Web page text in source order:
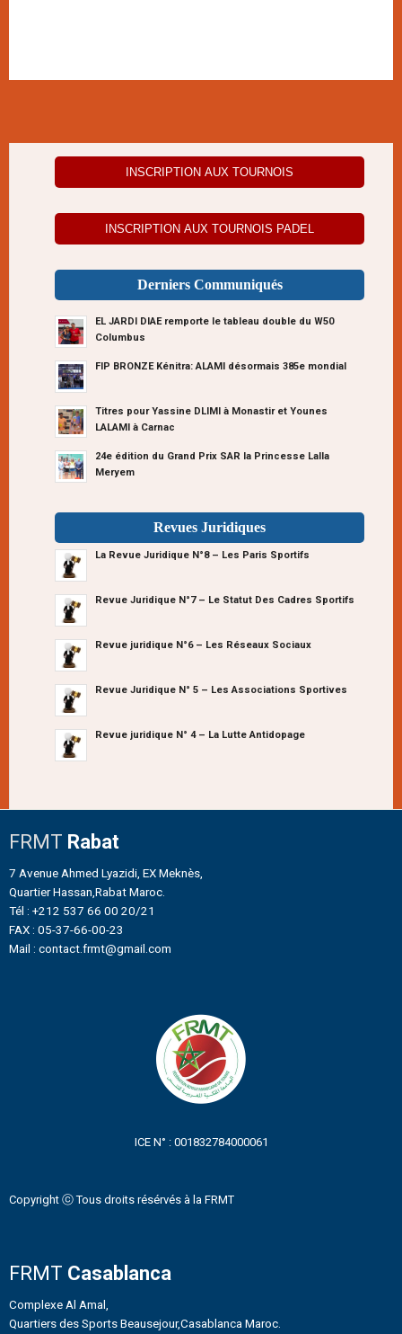
INSCRIPTION AUX TOURNOIS
INSCRIPTION AUX TOURNOIS PADEL
Derniers Communiqués
EL JARDI DIAE remporte le tableau double du W50
Columbus
FIP BRONZE Kénitra: ALAMI désormais 385e mondial
Titres pour Yassine DLIMI à Monastir et Younes
LALAMI à Carnac
24e édition du Grand Prix SAR la Princesse Lalla
Meryem
Revues Juridiques
La Revue Juridique N°8 – Les Paris Sportifs
Revue Juridique N°7 – Le Statut Des Cadres Sportifs
Revue juridique N°6 – Les Réseaux Sociaux
Revue Juridique N° 5 – Les Associations Sportives
Revue juridique N° 4 – La Lutte Antidopage
FRMT Rabat
7 Avenue Ahmed Lyazidi, EX Meknès,
Quartier Hassan,Rabat Maroc.
Tél : +212 537 66 00 20/21
FAX : 05-37-66-00-23
Mail : contact.frmt@gmail.com
ICE N° : 001832784000061
Copyright ⓒ Tous droits résérvés à la FRMT
FRMT Casablanca
Complexe Al Amal,
Quartiers des Sports Beausejour,Casablanca Maroc.